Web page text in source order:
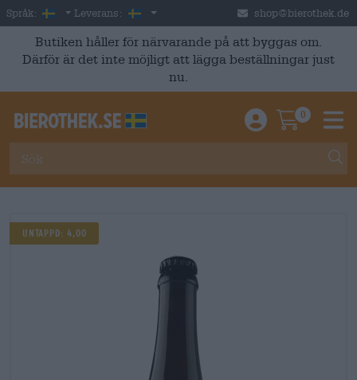
Skip to main content
Språk: Swedish
Leverans: Sverige shop@bierothek.de
Butiken håller för närvarande på att byggas om.
Därför är det inte möjligt att lägga beställningar just
nu.
Einloggen /
0
UNTAPPD: 4,00